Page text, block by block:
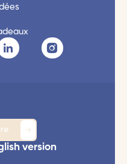
version